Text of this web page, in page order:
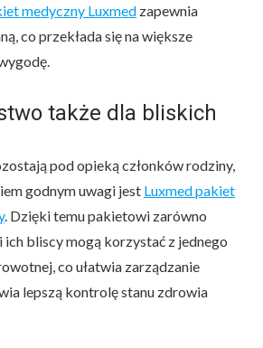
medyczny Luxmed zapewnia
co przekłada się na większe
także dla bliskich
pod opieką członków rodziny,
godnym uwagi jest Luxmed pakiet
. Dzięki temu pakietowi zarówno
ich bliscy mogą korzystać z jednego
co ułatwia zarządzanie
lepszą kontrolę stanu zdrowia